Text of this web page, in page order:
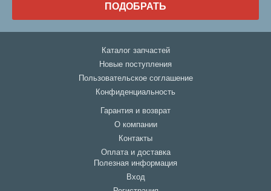
ПОДОБРАТЬ
Каталог запчастей
Новые поступления
Пользовательское соглашение
Конфиденциальность
Гарантия и возврат
О компании
Контакты
Оплата и доставка
Полезная информация
Вход